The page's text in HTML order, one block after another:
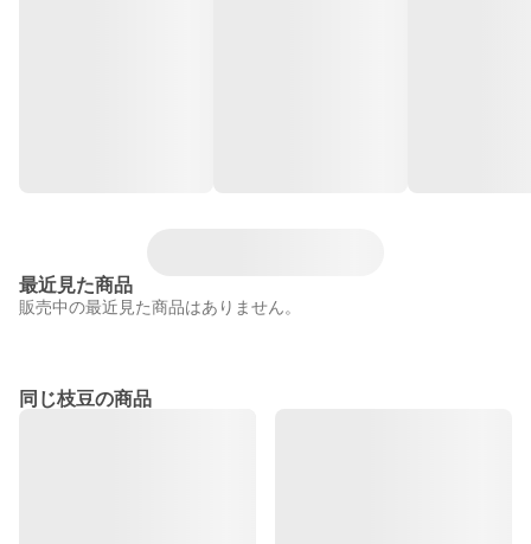
最近見た商品
販売中の最近見た商品はありません。
同じ枝豆の商品